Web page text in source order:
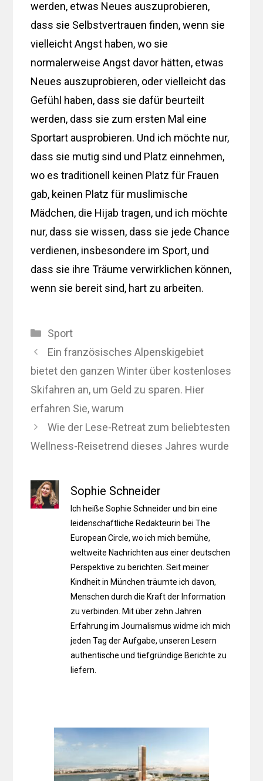
werden, etwas Neues auszuprobieren,
dass sie Selbstvertrauen finden, wenn sie
vielleicht Angst haben, wo sie
normalerweise Angst davor hätten, etwas
Neues auszuprobieren, oder vielleicht das
Gefühl haben, dass sie dafür beurteilt
werden, dass sie zum ersten Mal eine
Sportart ausprobieren. Und ich möchte nur,
dass sie mutig sind und Platz einnehmen,
wo es traditionell keinen Platz für Frauen
gab, keinen Platz für muslimische
Mädchen, die Hijab tragen, und ich möchte
nur, dass sie wissen, dass sie jede Chance
verdienen, insbesondere im Sport, und
dass sie ihre Träume verwirklichen können,
wenn sie bereit sind, hart zu arbeiten.
Kategorien
Sport
Ein französisches Alpenskigebiet
bietet den ganzen Winter über kostenloses
Skifahren an, um Geld zu sparen. Hier
erfahren Sie, warum
Wie der Lese-Retreat zum beliebtesten
Wellness-Reisetrend dieses Jahres wurde
Sophie Schneider
Ich heiße Sophie Schneider und bin eine
leidenschaftliche Redakteurin bei The
European Circle, wo ich mich bemühe,
weltweite Nachrichten aus einer deutschen
Perspektive zu berichten. Seit meiner
Kindheit in München träumte ich davon,
Menschen durch die Kraft der Information
zu verbinden. Mit über zehn Jahren
Erfahrung im Journalismus widme ich mich
jeden Tag der Aufgabe, unseren Lesern
authentische und tiefgründige Berichte zu
liefern.